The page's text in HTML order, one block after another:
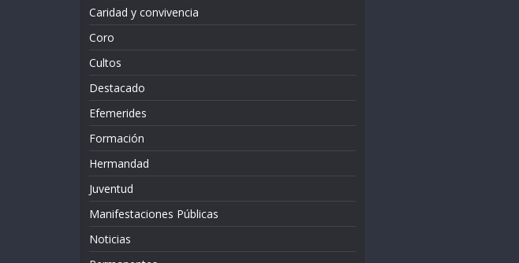
Caridad y convivencia
Coro
Cultos
Destacado
Efemerides
Formación
Hermandad
Juventud
Manifestaciones Públicas
Noticias